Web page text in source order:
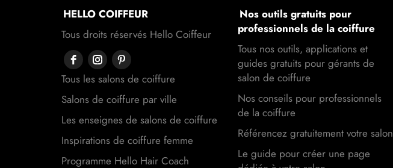
HELLO COIFFEUR
Tous droits réservés Hello Coiffeur
Tous les salons de coiffure
Salons de coiffure par ville
Les enseignes de salons de coiffure
Inspirations de coiffure femme
Programme Hello Hair Coach
Nos outils gratuits pour
professionnels de la coiffure
Tous nos outils, applications et
guides gratuits pour gérants de
salon de coiffure
Nos conseils pour professionnels
de la coiffure
Référencez gratuitement votre salon
Le guide pour créer une page